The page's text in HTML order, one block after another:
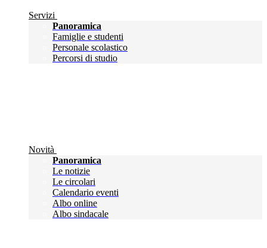
Servizi
Panoramica
Famiglie e studenti
Personale scolastico
Percorsi di studio
Novità
Panoramica
Le notizie
Le circolari
Calendario eventi
Albo online
Albo sindacale